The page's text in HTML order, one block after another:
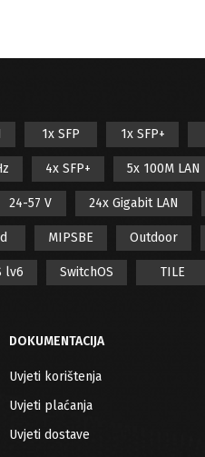
1x SFP 1x SFP+
4x SFP+ 5x 100M LAN
24-57 V 24x Gigabit LAN
MIPSBE Outdoor
lv6 SwitchOS TILE
DOKUMENTACIJA
Uvjeti korištenja
Uvjeti plaćanja
Uvjeti dostave